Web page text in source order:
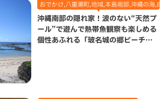
おでかけ,八重瀬町,地域,本島南部,沖縄の海,自
沖縄南部の隠れ家！波のない“天然プ
ール”で遊んで熱帯魚観察も楽しめる
個性あふれる「玻名城の郷ビーチ」